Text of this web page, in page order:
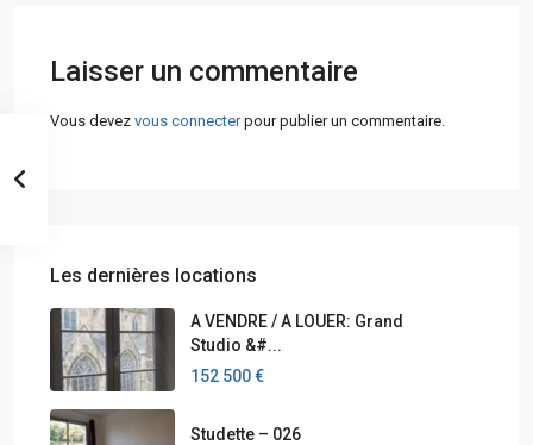
Laisser un commentaire
Vous devez vous connecterpour publier un commentaire.
Les dernières locations
A VENDRE / A LOUER: Grand
Studio &#...
152 500 €
Studette – 026